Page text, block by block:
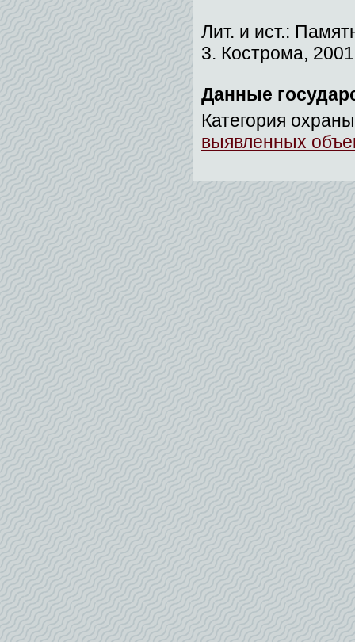
Лит. и ист.:
3. Кострома,
Данные
Категория
выявленных